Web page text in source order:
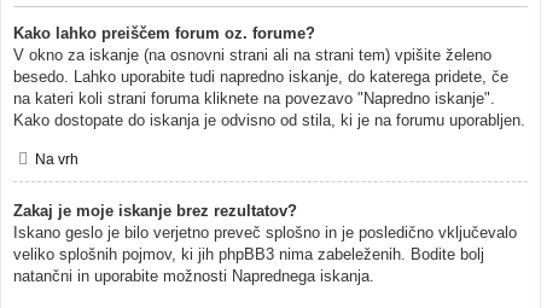
Kako lahko preiščem forum oz. forume?
V okno za iskanje (na osnovni strani ali na strani tem) vpišite želeno
besedo. Lahko uporabite tudi napredno iskanje, do katerega pridete, če
na kateri koli strani foruma kliknete na povezavo "Napredno iskanje".
Kako dostopate do iskanja je odvisno od stila, ki je na forumu uporabljen.
Na vrh
Zakaj je moje iskanje brez rezultatov?
Iskano geslo je bilo verjetno preveč splošno in je posledično vključevalo
veliko splošnih pojmov, ki jih phpBB3 nima zabeleženih. Bodite bolj
natančni in uporabite možnosti Naprednega iskanja.